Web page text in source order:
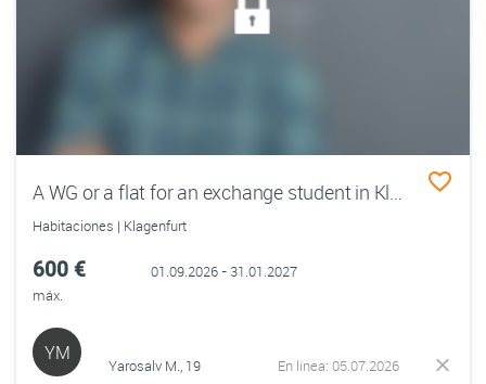
A WG or a flat for an exchange student in Klagenfurt
Habitaciones | Klagenfurt
600 €
máx.
01.09.2026 - 31.01.2027
YM
Yarosalv M., 19 En línea: 05.07.2026